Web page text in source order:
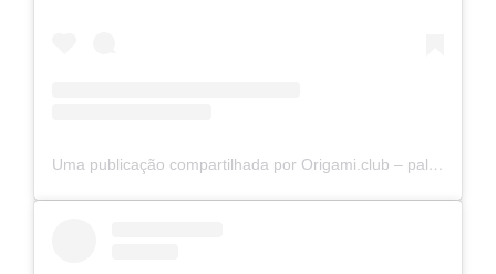
Uma publicação compartilhada por Origami.club – palestras e vivências (@origamiclubbr)